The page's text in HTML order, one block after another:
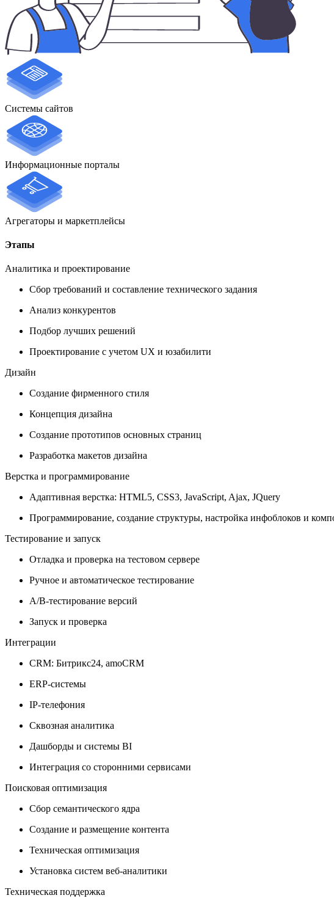
Системы сайтов
Информационные порталы
Агрегаторы и маркетплейсы
Этапы
Аналитика и проектирование
Сбор требований и составление технического задания
Анализ конкурентов
Подбор лучших решений
Проектирование с учетом UX и юзабилити
Дизайн
Создание фирменного стиля
Концепция дизайна
Создание прототипов основных страниц
Разработка макетов дизайна
Верстка и программирование
Адаптивная верстка: HTML5, CSS3, JavaScript, Ajax, JQuery
Программирование, создание структуры, настройка инфоблоков и
Тестирование и запуск
Отладка и проверка на тестовом сервере
Ручное и автоматическое тестирование
A/B-тестирование версий
Запуск и проверка
Интеграции
CRM: Битрикс24, amoCRM
ERP-системы
IP-телефония
Сквозная аналитика
Дашборды и системы BI
Интеграция со сторонними сервисами
Поисковая оптимизация
Сбор семантического ядра
Создание и размещение контента
Техническая оптимизация
Установка систем веб-аналитики
Техническая поддержка